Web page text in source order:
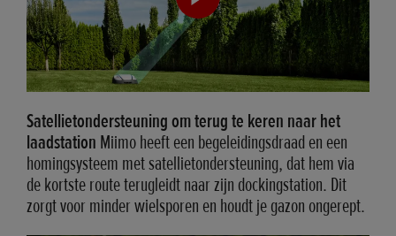
Satellietondersteuning om terug te keren naar het
laadstation Miimo heeft een begeleidingsdraad en een
homingsysteem met satellietondersteuning, dat hem via
de kortste route terugleidt naar zijn dockingstation. Dit
zorgt voor minder wielsporen en houdt je gazon ongerept.